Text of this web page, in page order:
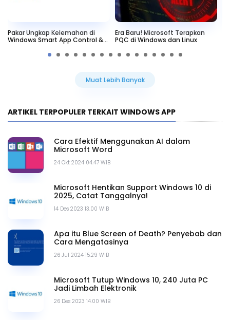
Pakar Ungkap Kelemahan di
Windows Smart App Control &
Era Baru! Microsoft Terapkan
PQC di Windows dan Linux
Muat Lebih Banyak
ARTIKEL TERPOPULER TERKAIT WINDOWS APP
24 Okt 2024 04.47 WIB
Cara Efektif Menggunakan AI dalam
Microsoft Word
14 Des 2023 13.00 WIB
Microsoft Hentikan Support Windows 10 di
2025, Catat Tanggalnya!
26 Jul 2024 15.29 WIB
Apa itu Blue Screen of Death? Penyebab dan
Cara Mengatasinya
26 Des 2023 14.00 WIB
Microsoft Tutup Windows 10, 240 Juta PC
Jadi Limbah Elektronik